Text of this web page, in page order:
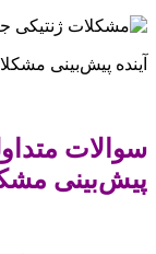
آینده پیش‌بینی
سوالات
پیش‌بینی